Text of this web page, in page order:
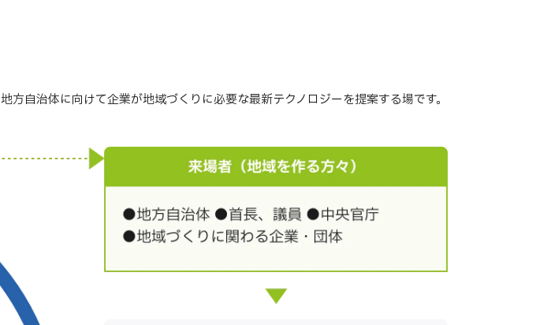
地方自治体に向けて企業が地域づくりに必要な最新テクノロジーを提案する場です。